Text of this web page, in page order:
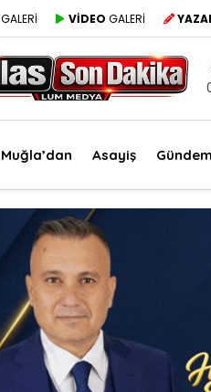
GALERİ VİDEO GALERİ
Muğla’dan Asayiş Gündem